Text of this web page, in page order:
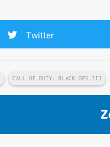
Twitter
CALL OF DUTY: BLACK OPS III